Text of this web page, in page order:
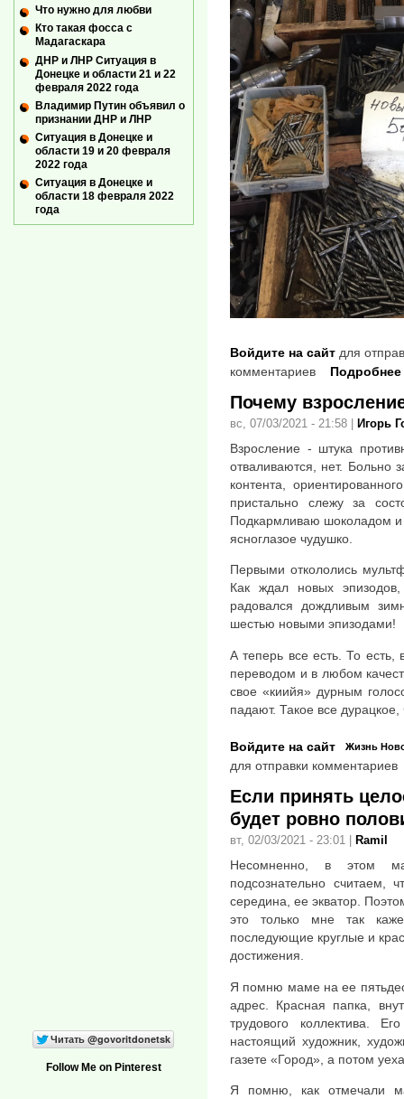
Войдите на сайт для
комментариев
Подробнее
Почему
вс, 07/03/2021 - 21:58 | Игорь
Взросление - штука
отваливаются, нет. Больно
контента,
пристально слежу за
Подкармливаю шоколадом и
ясноглазое чудушко.
Первыми откололись
Как ждал новых
радовался дождливым
шестью новыми эпизодами!
А теперь все есть. То
переводом и в любом
свое «киийя» дурным
падают. Такое все дурацкое,
Жизнь
Войдите на сайт
для отправки комментариев
Если принять
будет ровно
вт, 02/03/2021 - 23:01 Ramil
Несомненно, в этом
подсознательно считаем,
середина, ее экватор.
это только мне так
последующие круглые и
достижения.
Я помню маме на ее
адрес. Красная папка,
трудового коллектива.
настоящий художник,
газете «Город», а потом
Я помню, как отмечали
Что нужно для любви
Кто такая фосса с
Мадагаскара
ДНР и ЛНР Ситуация в
Донецке и области 21 и 22
февраля 2022 года
Владимир Путин объявил о
признании ДНР и ЛНР
Ситуация в Донецке и
области 19 и 20 февраля
2022 года
Ситуация в Донецке и
области 18 февраля 2022
года
Follow Me on Pinterest